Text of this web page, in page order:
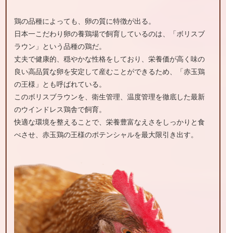
鶏の品種によっても、卵の質に特徴が出る。
日本一こだわり卵の養鶏場で飼育しているのは、「ボリスブ
ラウン」という品種の鶏だ。
丈夫で健康的、穏やかな性格をしており、栄養価が高く味の
良い高品質な卵を安定して産むことができるため、「赤玉鶏
の王様」とも呼ばれている。
このボリスブラウンを、衛生管理、温度管理を徹底した最新
のウインドレス鶏舎で飼育。
快適な環境を整えることで、栄養豊富なえさをしっかりと食
べさせ、赤玉鶏の王様のポテンシャルを最大限引き出す。